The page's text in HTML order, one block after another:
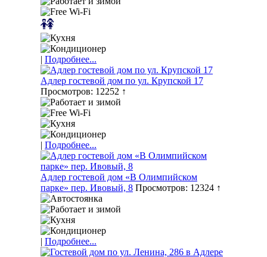
| Подробнее...
Адлер гостевой дом по ул. Крупской 17
Просмотров: 12252 ↑
| Подробнее...
Адлер гостевой дом «В Олимпийском
парке» пер. Ивовый, 8 Просмотров: 12324 ↑
| Подробнее...